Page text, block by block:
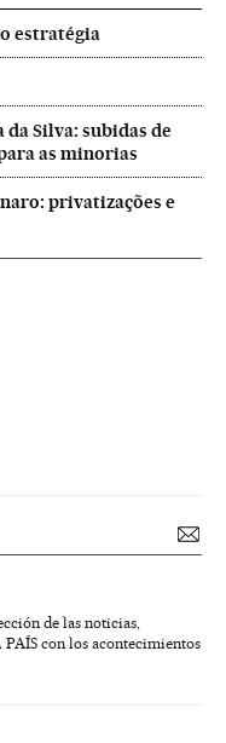
estratégia
Silva: subidas de
as minorias
privatizações e
de las noticias,
con los acontecimientos